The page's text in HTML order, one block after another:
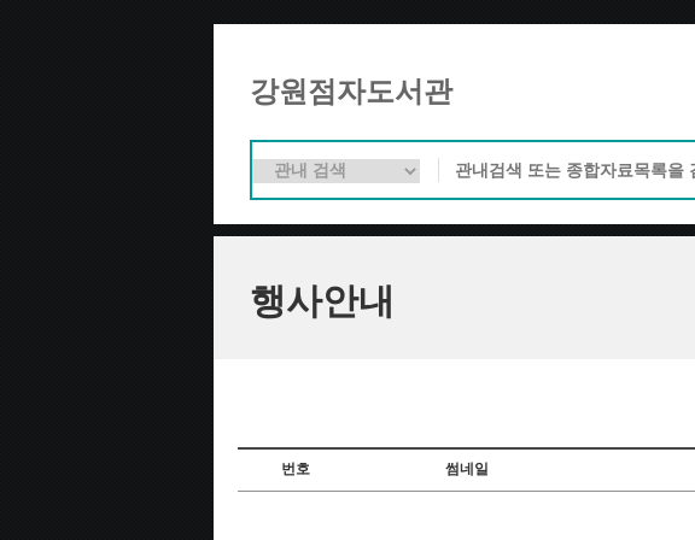
강원점자도서관
행사안내
번호 썸네일